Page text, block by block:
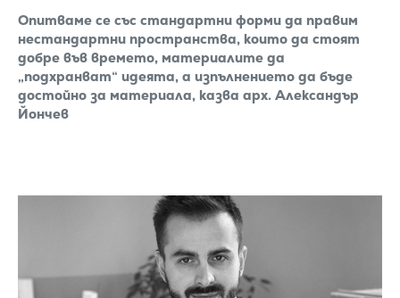
Опитваме се със стандартни форми да правим
нестандартни пространства, които да стоят
добре във времето, материалите да
„подхранват“ идеята, а изпълнението да бъде
достойно за материала, казва арх. Александър
Йончев